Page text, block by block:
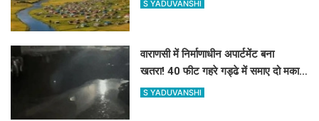
S YADUVANSHI
वाराणसी में निर्माणाधीन अपार्टमेंट बना
खतरा! 40 फीट गहरे गड्ढे में समाए दो मकानों
के हिस्से, तीन लोग हिरासत में
S YADUVANSHI